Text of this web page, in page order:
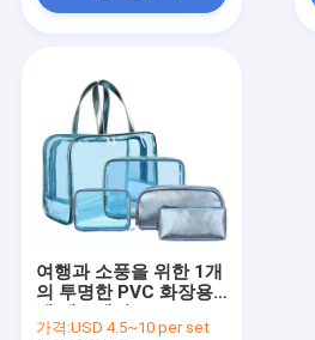
피크닉 접이대
텐트를 야영시키는 팝업
여행과 소풍을 위한 1개
의 투명한 PVC 화장용
가격:USD 4.5~10 per set